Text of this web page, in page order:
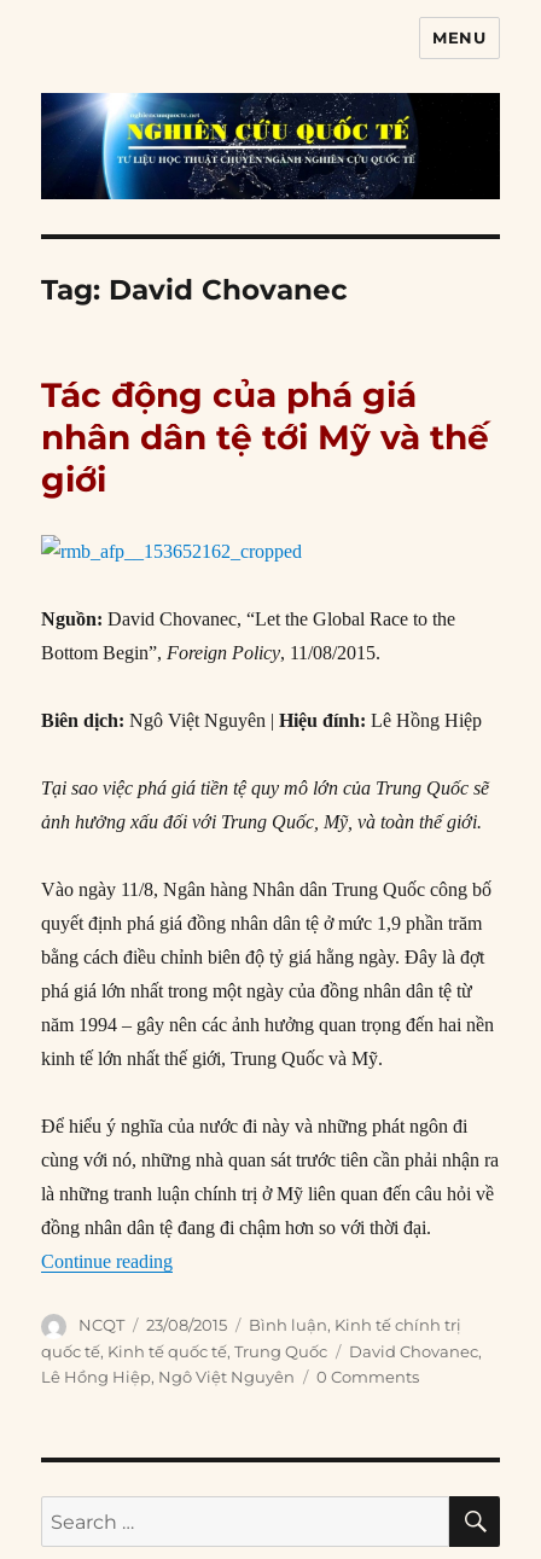
MENU
Tag: David Chovanec
Tác động của phá giá
nhân dân tệ tới Mỹ và thế
giới
Nguồn: David Chovanec, “Let the Global Race to the
Bottom Begin”,Foreign Policy, 11/08/2015.
Biên dịch: Ngô Việt Nguyên |Hiệu đính: Lê Hồng Hiệp
Tại sao việc phá giá tiền tệ quy mô lớn của Trung Quốc sẽ
ảnh hưởng xấu đối với Trung Quốc, Mỹ, và toàn thế giới.
Vào ngày 11/8, Ngân hàng Nhân dân Trung Quốc công bố
quyết định phá giá đồng nhân dân tệ ở mức 1,9 phần trăm
bằng cách điều chỉnh biên độ tỷ giá hằng ngày. Đây là đợt
phá giá lớn nhất trong một ngày của đồng nhân dân tệ từ
năm 1994 – gây nên các ảnh hưởng quan trọng đến hai nền
kinh tế lớn nhất thế giới, Trung Quốc và Mỹ.
Để hiểu ý nghĩa của nước đi này và những phát ngôn đi
cùng với nó, những nhà quan sát trước tiên cần phải nhận ra
là những tranh luận chính trị ở Mỹ liên quan đến câu hỏi về
đồng nhân dân tệ đang đi chậm hơn so với thời đại.
Continue reading“Tác động của phá giá nhân dân tệ tới Mỹ và
Author
NCQT
Posted
on
23/08/2015 Categories
Bình luận, Kinh tế chính trị
quốc tế, Kinh tế quốc tế,Trung Quốc Tags
David Chovanec,
Lê Hồng Hiệp, Ngô Việt Nguyên 0 Comments
Search
for: